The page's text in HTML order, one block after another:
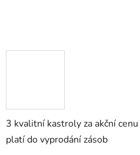
3 kvalitní kastroly za akční
platí do vyprodání zásob